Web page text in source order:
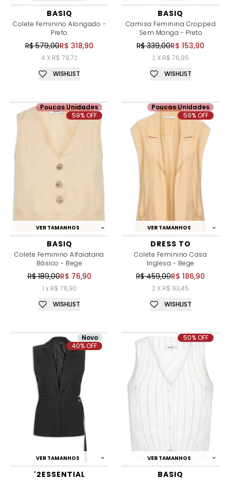
BASIQ
Colete Feminino Alongado -
Preto
R$ 579,00R$ 318,90
4 X R$ 79,72
WISHLIST
BASIQ
Camisa Feminina Cropped
Sem Manga - Preto
R$ 339,00R$ 153,90
2 X R$ 76,95
WISHLIST
VER TAMANHOS
BASIQ
Colete Feminino Alfaiataria
Básico - Bege
R$ 189,00R$ 76,90
1 x R$ 76,90
Poucas Unidades
59% OFF
WISHLIST
VER TAMANHOS
DRESS TO
Colete Feminino Casa
Inglesa - Bege
R$ 459,00R$ 186,90
2 X R$ 93,45
Poucas Unidades
59% OFF
WISHLIST
VER TAMANHOS
'2ESSENTIAL
Novo
40% OFF
VER TAMANHOS
BASIQ
50% OFF